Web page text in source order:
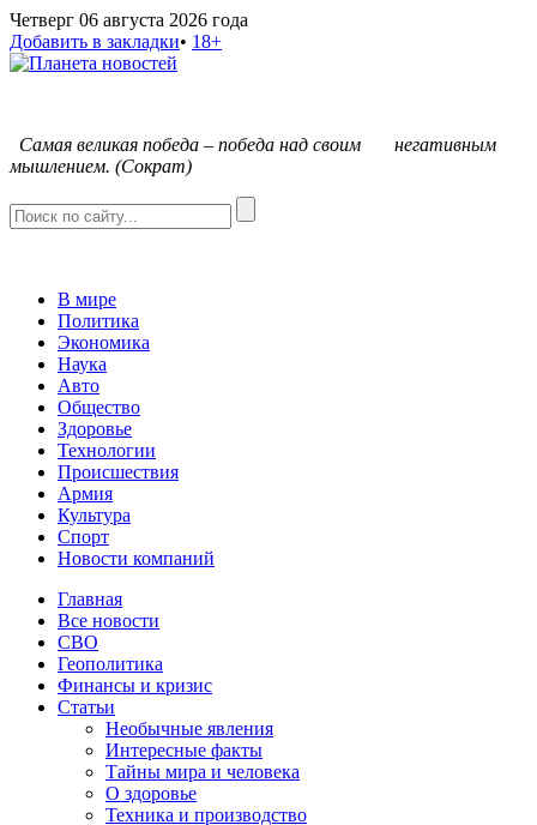
Четверг 06 августа 2026 года
Добавить в закладки• 18+
Самая великая победа – победа над своим негативным
мышлением. (Сократ)
В мире
Политика
Экономика
Наука
Авто
Общество
Здоровье
Технологии
Происшествия
Армия
Культура
Спорт
Новости компаний
Главная
Все новости
СВО
Геополитика
Финансы и кризис
Статьи
Необычные явления
Интересные факты
Тайны мира и человека
О здоровье
Техника и производство